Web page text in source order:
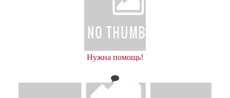
Нужна помощь!